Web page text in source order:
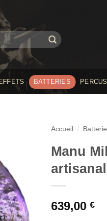
BATTERIES
Accueil /
Manu
639,00€